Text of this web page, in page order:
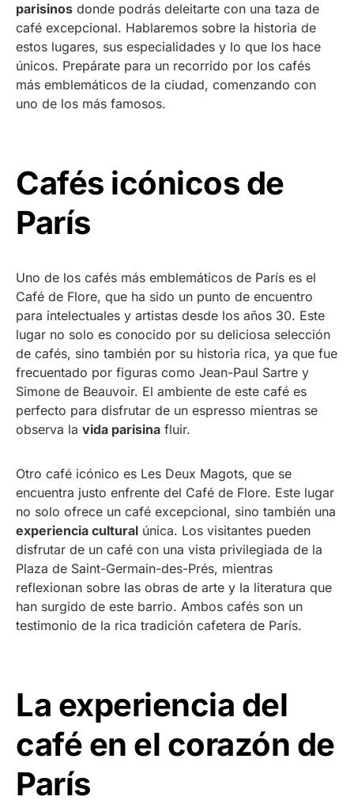
parisinos donde podrás deleitarte con una taza de
café excepcional. Hablaremos sobre la historia de
estos lugares, sus especialidades y lo que los hace
únicos. Prepárate para un recorrido por los cafés
más emblemáticos de la ciudad, comenzando con
uno de los más famosos.
Cafés icónicos de
París
Uno de los cafés más emblemáticos de París es el
Café de Flore, que ha sido un punto de encuentro
para intelectuales y artistas desde los años 30. Este
lugar no solo es conocido por su deliciosa selección
de cafés, sino también por su historia rica, ya que fue
frecuentado por figuras como Jean-Paul Sartre y
Simone de Beauvoir. El ambiente de este café es
perfecto para disfrutar de un espresso mientras se
observa la vida parisina fluir.
Otro café icónico es Les Deux Magots, que se
encuentra justo enfrente del Café de Flore. Este lugar
no solo ofrece un café excepcional, sino también una
experiencia cultural única. Los visitantes pueden
disfrutar de un café con una vista privilegiada de la
Plaza de Saint-Germain-des-Prés, mientras
reflexionan sobre las obras de arte y la literatura que
han surgido de este barrio. Ambos cafés son un
testimonio de la rica tradición cafetera de París.
La experiencia del
café en el corazón de
París